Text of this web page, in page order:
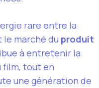
rare entre la
le marché du produit
à entretenir la
film, tout en
une génération de